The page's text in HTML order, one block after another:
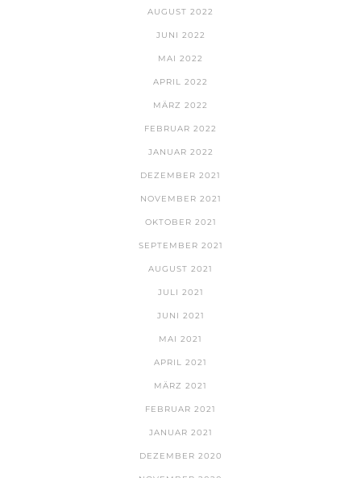
AUGUST 2022
JUNI 2022
MAI 2022
APRIL 2022
MÄRZ 2022
FEBRUAR 2022
JANUAR 2022
DEZEMBER 2021
NOVEMBER 2021
OKTOBER 2021
SEPTEMBER 2021
AUGUST 2021
JULI 2021
JUNI 2021
MAI 2021
APRIL 2021
MÄRZ 2021
FEBRUAR 2021
JANUAR 2021
DEZEMBER 2020